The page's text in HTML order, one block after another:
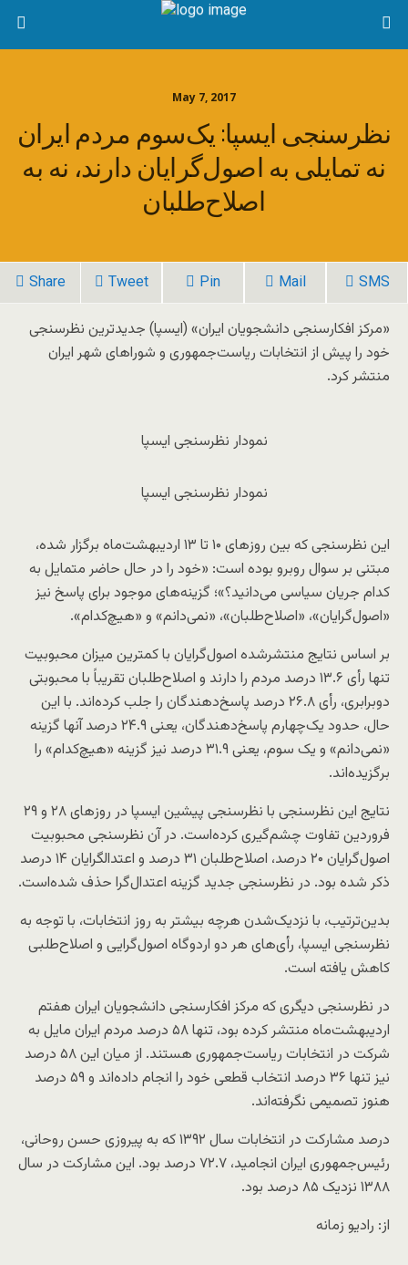
May 7, 2017
نظرسنجی ایسپا: یک‌سوم مردم ایران
نه تمایلی به اصول‌گرایان دارند، نه به
اصلاح‌طلبان
Share Tweet Pin Mail SMS
«مرکز افکارسنجی دانشجویان ایران» (ایسپا) جدیدترین نظرسنجی
خود را پیش از انتخابات ریاست‌جمهوری و شوراهای شهر ایران
منتشر کرد.
نمودار نظرسنجی ایسپا
نمودار نظرسنجی ایسپا
این نظرسنجی که بین روزهای ۱۰ تا ۱۳ اردیبهشت‌ماه برگزار شده،
مبتنی بر سوال روبرو بوده است: «خود را در حال حاضر متمایل به
کدام جریان سیاسی می‌دانید؟»؛ گزینه‌های موجود برای پاسخ نیز
«اصول‌گرایان»، «اصلاح‌طلبان»، «نمی‌دانم» و «هیچ‌کدام».
بر اساس نتایج منتشرشده اصول‌گرایان با کمترین میزان محبوبیت
تنها رأی ۱۳.۶ درصد مردم را دارند و اصلاح‌طلبان تقریباً با محبوبتی
دوبرابری، رأی ۲۶.۸ درصد پاسخ‌دهندگان را جلب کرده‌اند. با این
حال، حدود یک‌چهارم پاسخ‌دهندگان، یعنی ۲۴.۹ درصد آنها گزینه
«نمی‌دانم» و یک سوم، یعنی ۳۱.۹ درصد نیز گزینه «هیچ‌کدام» را
برگزیده‌اند.
نتایج این نظرسنجی با نظرسنجی پیشین ایسپا در روزهای ۲۸ و ۲۹
فروردین تفاوت چشم‌گیری کرده‌است. در آن نظرسنجی محبوبیت
اصول‌گرایان ۲۰ درصد، اصلاح‌طلبان ۳۱ درصد و اعتدالگرایان ۱۴ درصد
ذکر شده بود. در نظرسنجی جدید گزینه اعتدال‌گرا حذف شده‌است.
بدین‌ترتیب، با نزدیک‌شدن هرچه بیشتر به روز انتخابات، با توجه به
نظرسنجی ایسپا، رأی‌های هر دو اردوگاه اصول‌گرایی و اصلاح‌طلبی
کاهش یافته است.
در نظرسنجی دیگری که مرکز افکارسنجی دانشجویان ایران هفتم
اردیبهشت‌ماه منتشر کرده بود، تنها ۵۸ درصد مردم ایران مایل به
شرکت در انتخابات ریاست‌جمهوری هستند. از میان این ۵۸ درصد
نیز تنها ۳۶ درصد انتخاب قطعی خود را انجام داده‌اند و ۵۹ درصد
هنوز تصمیمی نگرفته‌اند.
درصد مشارکت در انتخابات سال ۱۳۹۲ که به پیروزی حسن روحانی،
رئیس‌جمهوری ایران انجامید، ۷۲.۷ درصد بود. این مشارکت در سال
۱۳۸۸ نزدیک ۸۵ درصد بود.
از: رادیو زمانه